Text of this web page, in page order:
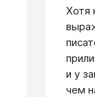
Хотя
и у
чем